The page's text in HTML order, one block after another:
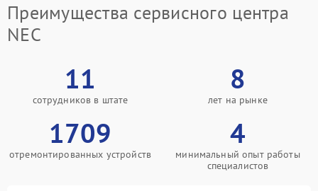
Преимущества сервисного центра
NEC
11
сотрудников в штате
8
лет на рынке
1709
отремонтированных устройств
4
минимальный опыт работы
специалистов